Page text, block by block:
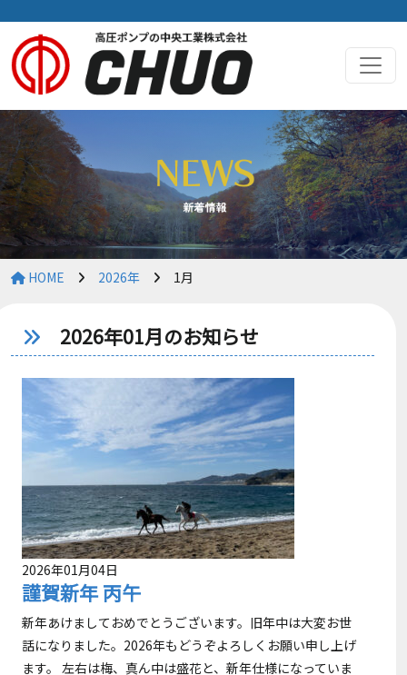
HOME 2026年 1月
2026年01月のお知らせ
2026年01月04日
謹賀新年 丙午
新年あけましておめでとうございます。旧年中は大変お世
話になりました。2026年もどうぞよろしくお願い申し上げ
ます。 左右は梅、真ん中は盛花と、新年仕様になっていま